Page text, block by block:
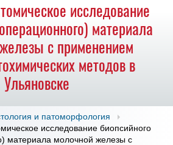
исследование
материала
с применением
методов в
Ульяновске
и патоморфология
исследование биопсийного
материала молочной железы с